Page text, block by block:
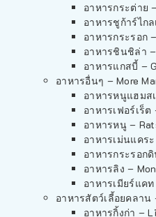
อาหารกระต่าย
อาหารชูก้าร์ไก
อาหารกระรอก
อาหารชินชิล่า
อาหารแกสบี้ –
อาหารอื่นๆ – More
อาหารหนูแฮมส
อาหารเฟอร์เร็ต
อาหารหนู –
อาหารเม่นแคร
อาหารกระรอก
อาหารลิง –
อาหารเมียร์แค
อาหารสัตว์เลี้อยคลาน
อาหารกิ้งก่า –